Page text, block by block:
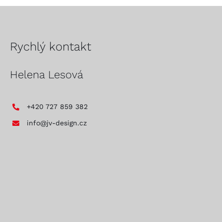
Rychlý kontakt
Helena Lesová
+420 727 859 382
info@jv-design.cz